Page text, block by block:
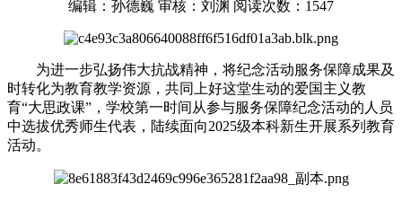
编辑：孙德巍 审核：刘渊 阅读次数： 1547
为进一步弘扬伟大抗战精神，将纪念活动服务保障成果及
时转化为教育教学资源，共同上好这堂生动的爱国主义教
育“大思政课”，学校第一时间从参与服务保障纪念活动的人员
中选拔优秀师生代表，陆续面向2025级本科新生开展系列教育
活动。